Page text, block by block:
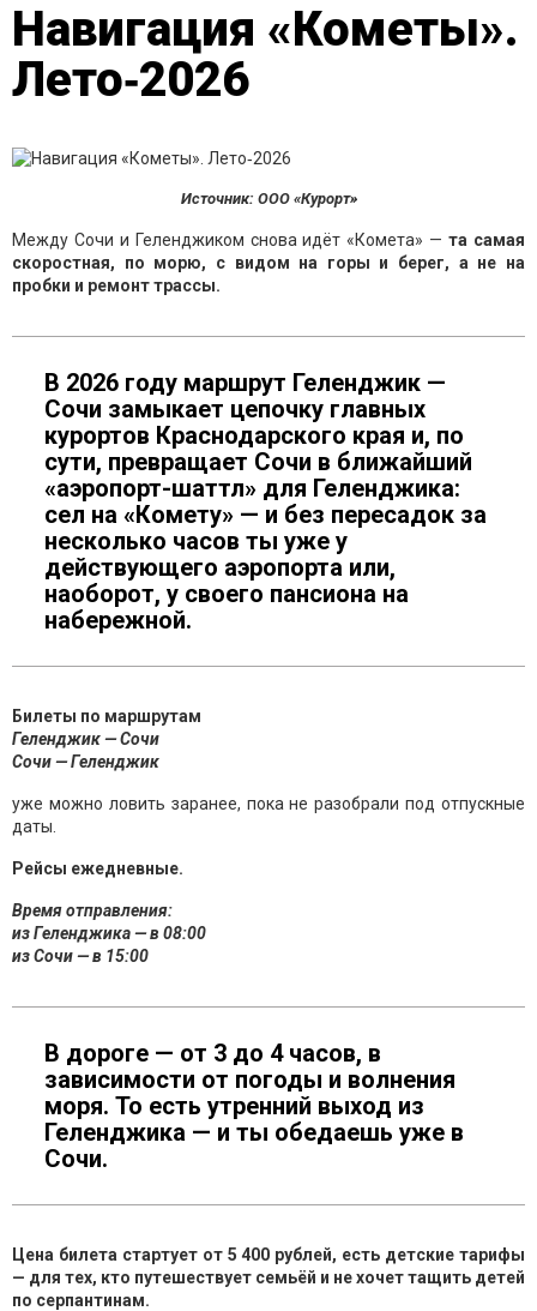
Навигация «Кометы».
Лето‑2026
Источник: ООО «Курорт»
Между Сочи и Геленджиком снова идёт «Комета» —та самая
скоростная, по морю, с видом на горы и берег, а не на
пробки и ремонт трассы.
В 2026 году маршрут Геленджик —
Сочи замыкает цепочку главных
курортов Краснодарского края и, по
сути, превращает Сочи в ближайший
«аэропорт-шаттл» для Геленджика:
сел на «Комету» — и без пересадок за
несколько часов ты уже у
действующего аэропорта или,
наоборот, у своего пансиона на
набережной.
Билеты по маршрутам
Геленджик — Сочи
Сочи — Геленджик
уже можно ловить заранее, пока не разобрали под отпускные
даты.
Рейсы ежедневные.
Время отправления:
из Геленджика — в 08:00
из Сочи — в 15:00
В дороге — от 3 до 4 часов, в
зависимости от погоды и волнения
моря. То есть утренний выход из
Геленджика — и ты обедаешь уже в
Сочи.
Цена билета стартует от 5 400 рублей, есть детские тарифы
— для тех, кто путешествует семьёй и не хочет тащить детей
по серпантинам.